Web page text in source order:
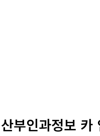
부인과정보 카